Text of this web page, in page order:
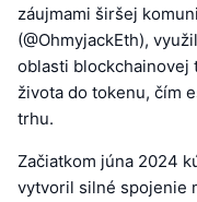
záujmami širšej
(@OhmyjackEth),
oblasti blockchainovej
života do tokenu, čím
trhu.
Začiatkom júna 2024
vytvoril silné spojenie